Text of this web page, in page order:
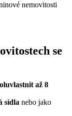
nemovitosti
se
až 8
sídla nebo jako